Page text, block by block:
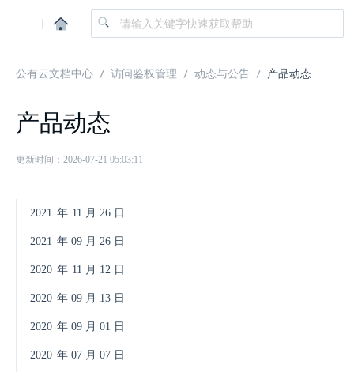
|
公有云文档中心 访问鉴权管理 动态与公告 产品动态
产品动态
更新时间：2026-07-21 05:03:11
2021 年 11 月 26 日
2021 年 09 月 26 日
2020 年 11 月 12 日
2020 年 09 月 13 日
2020 年 09 月 01 日
2020 年 07 月 07 日